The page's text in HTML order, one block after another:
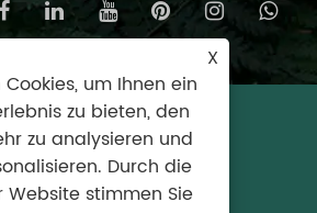
Wenzhou Meishijie
Co., Ltd. Alle Rechte
X
um Ihnen ein
zu bieten, den
zu analysieren und
Durch die
Website stimmen Sie